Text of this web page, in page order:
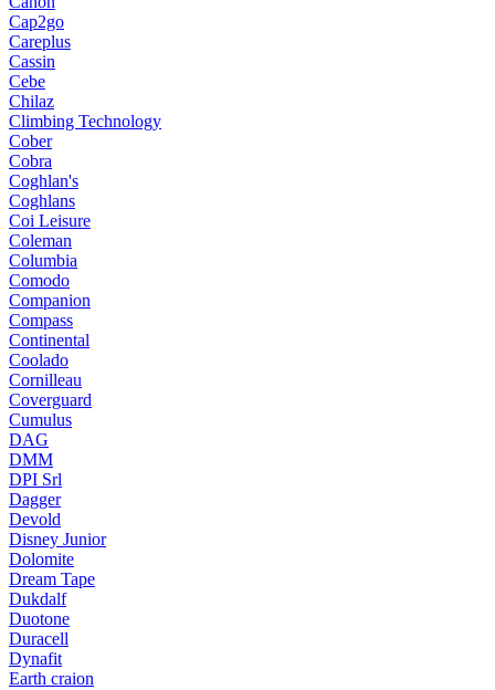
Cap2go
Careplus
Cassin
Cebe
Chilaz
Climbing Technology
Cober
Cobra
Coghlan's
Coghlans
Coi Leisure
Coleman
Columbia
Comodo
Companion
Compass
Continental
Coolado
Cornilleau
Coverguard
Cumulus
DAG
DMM
DPI Srl
Dagger
Devold
Disney Junior
Dolomite
Dream Tape
Dukdalf
Duotone
Duracell
Dynafit
Earth craion